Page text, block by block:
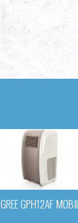
GREE GPH12AF MOBIL